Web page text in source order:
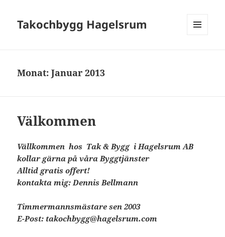
Takochbygg Hagelsrum
Monat:Januar 2013
Välkommen
Vällkommen hos Tak & Bygg i Hagelsrum AB
kollar gärna på våra Byggtjänster
Alltid gratis offert!
kontakta mig: Dennis Bellmann
Timmermannsmästare sen 2003
E-Post: takochbygg@hagelsrum.com